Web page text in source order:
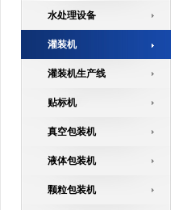
水处理设备
灌装机
灌装机生产线
贴标机
真空包装机
液体包装机
颗粒包装机